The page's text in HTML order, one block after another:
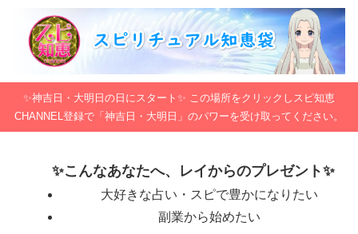
✨神吉日・大明日の日にスタート✨ この場所をクリックしスピ知恵
CHANNEL登録で「神吉日・大明日」のパワーを受け取ってください。
✨こんなあなたへ、レイからのプレゼント✨
大好きな占い・スピで豊かになりたい
副業から始めたい